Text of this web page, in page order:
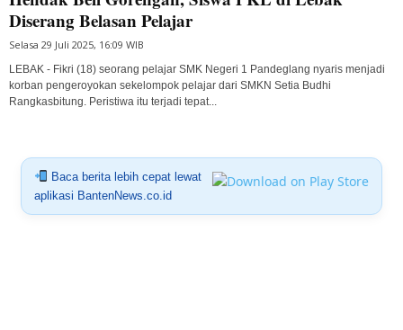
Diserang Belasan Pelajar
Selasa 29 Juli 2025, 16:09 WIB
LEBAK - Fikri (18) seorang pelajar SMK Negeri 1 Pandeglang nyaris menjadi
korban pengeroyokan sekelompok pelajar dari SMKN Setia Budhi
Rangkasbitung. Peristiwa itu terjadi tepat...
Baca berita lebih cepat lewat
aplikasi BantenNews.co.id